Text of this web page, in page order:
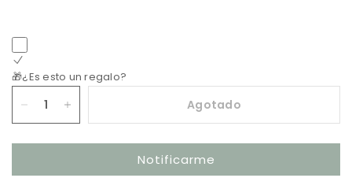
🎁¿Es esto un regalo?
Agotado
Notificarme